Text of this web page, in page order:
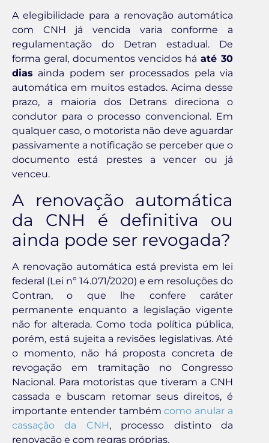
A elegibilidade para a renovação automática
com CNH já vencida varia conforme a
regulamentação do Detran estadual. De
forma geral, documentos vencidos háaté 30
dias ainda podem ser processados pela via
automática em muitos estados. Acima desse
prazo, a maioria dos Detrans direciona o
condutor para o processo convencional. Em
qualquer caso, o motorista não deve aguardar
passivamente a notificação se perceber que o
documento está prestes a vencer ou já
venceu.
A renovação automática
da CNH é definitiva ou
ainda pode ser revogada?
A renovação automática está prevista em lei
federal (Lei nº 14.071/2020) e em resoluções do
Contran, o que lhe confere caráter
permanente enquanto a legislação vigente
não for alterada. Como toda política pública,
porém, está sujeita a revisões legislativas. Até
o momento, não há proposta concreta de
revogação em tramitação no Congresso
Nacional. Para motoristas que tiveram a CNH
cassada e buscam retomar seus direitos, é
importante entender tambémcomo anular a
cassação da CNH, processo distinto da
renovação e com regras próprias.